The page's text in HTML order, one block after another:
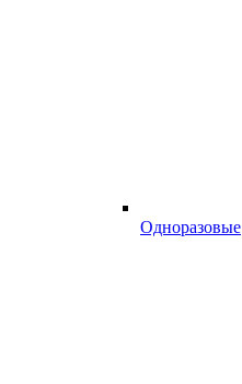
Одноразовые